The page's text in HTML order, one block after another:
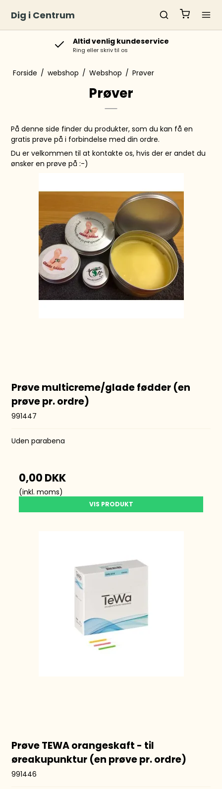
Dig i Centrum
Altid venlig kundeservice
Ring eller skriv til os
Forside / webshop / Webshop / Prøver
Prøver
På denne side finder du produkter, som du kan få en
gratis prøve på i forbindelse med din ordre.
Du er velkommen til at kontakte os, hvis der er andet du
ønsker en prøve på :-)
Prøve multicreme/glade fødder (en
prøve pr. ordre)
991447
Uden parabena
0,00 DKK
(inkl. moms)
VIS PRODUKT
Prøve TEWA orangeskaft - til
øreakupunktur (en prøve pr. ordre)
991446